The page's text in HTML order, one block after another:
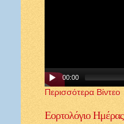
00:00
Περισσότερα Βίντεο
ΕορτολόγιοΗμέρας